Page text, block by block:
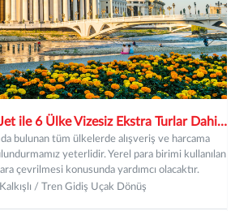
Balkan Masalı Turu AJet ile 6 Ülke Vizesiz Ekstra Turlar Dahil / 7 Gece Otel Konaklamalı / İstanbul Çıkışlı
bulunan tüm ülkelerde alışveriş ve harcama
yeterlidir. Yerel para birimi kullanılan
çevrilmesi konusunda yardımcı olacaktır.
/ Tren Gidiş Uçak Dönüş